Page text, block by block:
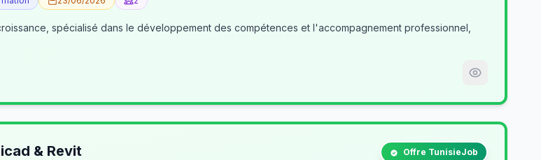
spécialisé dans le développement des compétences et l'accompagnement professionnel,
& Revit Offre TunisieJob